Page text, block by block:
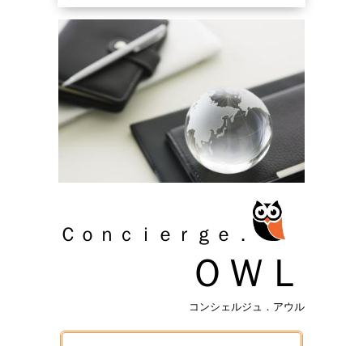
Ｃｏｎｃｉｅｒｇｅ．
ＯＷＬ
コンシェルジュ．アウル